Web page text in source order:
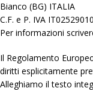
Bianco (BG) ITALIA
C.F. e P. IVA
Per informazioni
Il Regolamento
diritti esplicitamente
Alleghiamo il testo